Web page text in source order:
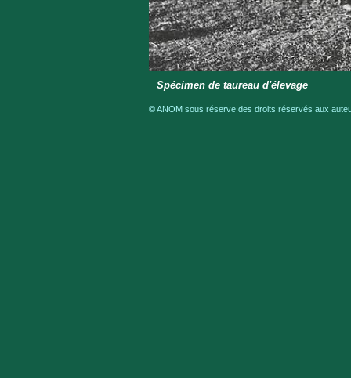
Spécimen de taureau d'élevage
© ANOM sous réserve des droits réservés aux